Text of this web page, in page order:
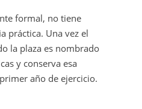
formal, no tiene
práctica. Una vez el
la plaza es nombrado
y conserva esa
año de ejercicio.